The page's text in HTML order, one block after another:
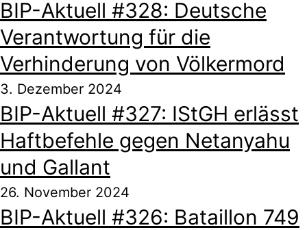
BIP-Aktuell #328: Deutsche
Verantwortung für die
Verhinderung von Völkermord
3. Dezember 2024
BIP-Aktuell #327: IStGH erlässt
Haftbefehle gegen Netanyahu
und Gallant
26. November 2024
BIP-Aktuell #326: Bataillon 749